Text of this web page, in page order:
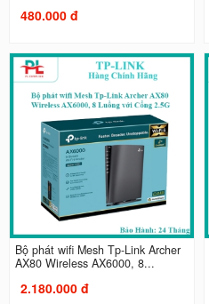
480.000 đ
Bộ phát wifi Mesh Tp-Link Archer
AX80 Wireless AX6000, 8...
2.180.000 đ